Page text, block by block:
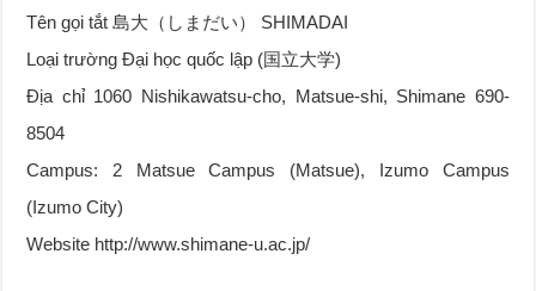
Tên gọi tắt 島大（しまだい） SHIMADAI
Loại trường Đại học quốc lập (国立大学)
Địa chỉ 1060 Nishikawatsu-cho, Matsue-shi, Shimane 690-
8504
Campus: 2 Matsue Campus (Matsue), Izumo Campus
(Izumo City)
Website http://www.shimane-u.ac.jp/